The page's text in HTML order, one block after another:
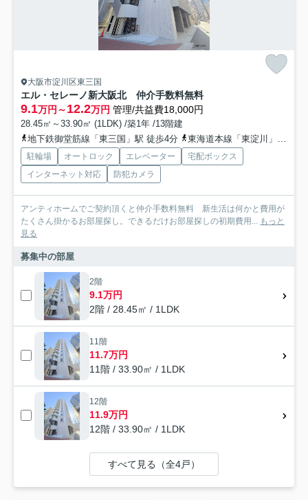
大阪市淀川区東三国
エル・セレーノ新大阪北 仲介手数料無料
9.1万円～12.2万円 管理/共益費18,000円
28.45㎡～33.90㎡ (1LDK) /築1年 /13階建
地下鉄御堂筋線「東三国」駅 徒歩4分
東海道本線「東淀川」駅 徒歩14分
駐輪場 オートロック エレベーター
宅配ボックス
インターネット対応
防犯カメラ
アンティホームでご契約頂くと仲介手数料無料 新生活は何かと費用が
たくさん掛かるお部屋探し。できるだけお部屋探しの初期費用...
もっと
見る
募集中の部屋
2階
9.1万円
2階 / 28.45㎡ / 1LDK
11階
11.7万円
11階 / 33.90㎡ / 1LDK
12階
11.9万円
12階 / 33.90㎡ / 1LDK
すべて見る（全4戸）